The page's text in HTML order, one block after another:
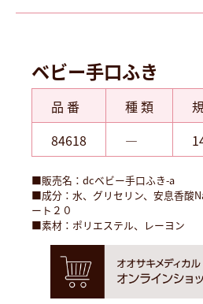
ベビー手口ふき
品 番 種 類
84618
―
■販売名：dcベビー手口ふき-a
■成分：水、グリセリン、安息香酸
ート２０
■素材：ポリエステル、レーヨン